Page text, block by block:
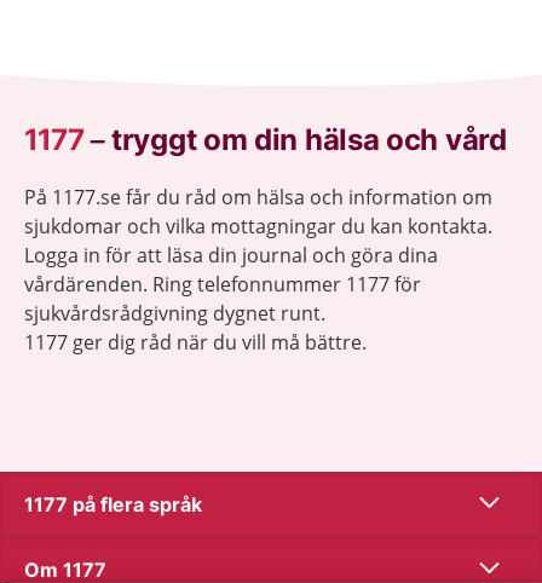
1177–tryggt om din hälsa och vård
På 1177.se får du råd om hälsa och information om
sjukdomar och vilka mottagningar du kan kontakta.
Logga in för att läsa din journal och göra dina
vårdärenden. Ring telefonnummer 1177 för
sjukvårdsrådgivning dygnet runt.
1177 ger dig råd när du vill må bättre.
1177 på flera språk Visa
Om 1177 Visa